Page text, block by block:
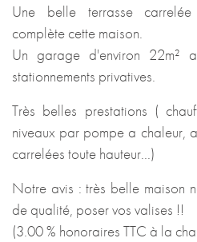
Une belle terrasse
complète cette maison.
Un garage d'environ 22m²
stationnements privatives.
Très belles prestations (
niveaux par pompe a chaleur,
carrelées toute hauteur...)
Notre avis : très belle maison
de qualité, poser vos valises !!
(3.00 % honoraires TTC à la